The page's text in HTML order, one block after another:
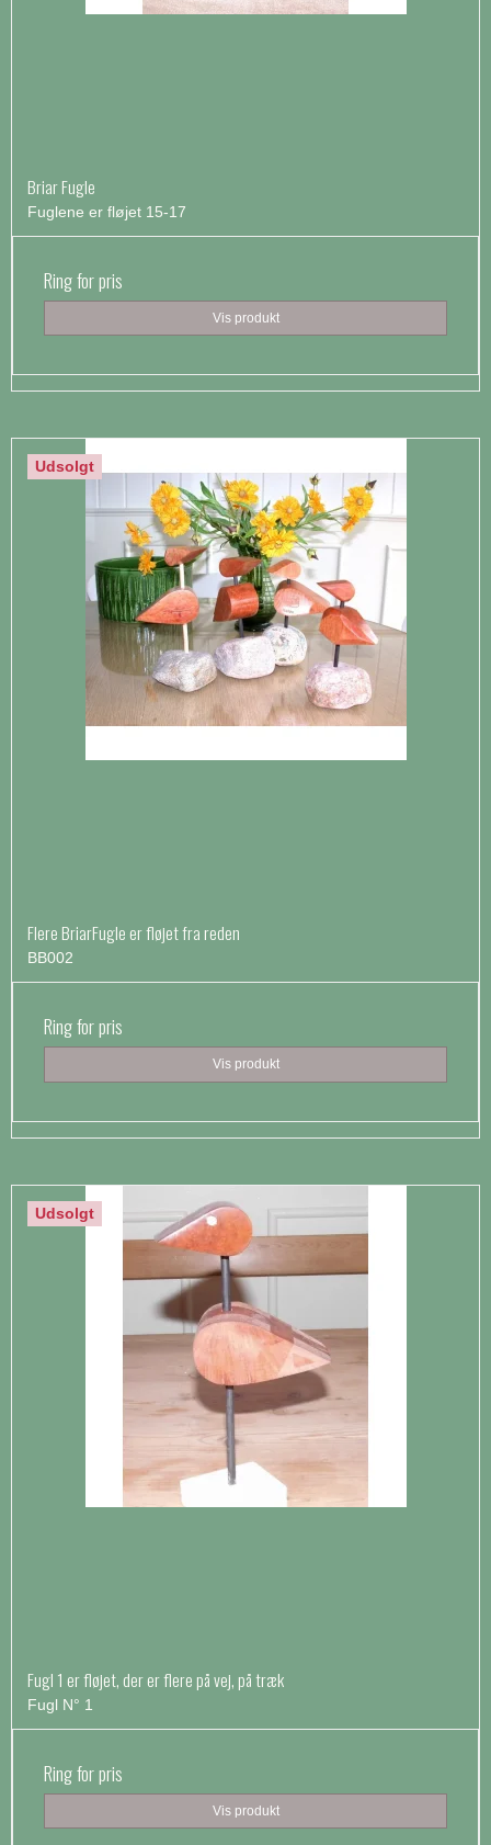
Briar Fugle
Fuglene er fløjet 15-17
Ring for pris
Vis produkt
Udsolgt
Flere BriarFugle er fløjet fra reden
BB002
Ring for pris
Vis produkt
Udsolgt
Fugl 1 er fløjet, der er flere på vej, på træk
Fugl N° 1
Ring for pris
Vis produkt